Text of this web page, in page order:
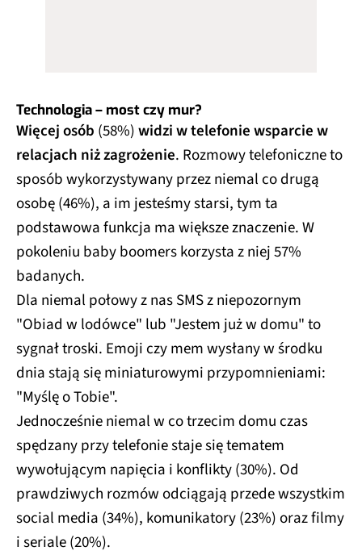
Technologia – most czy mur?
Więcej osób (58%)widzi w telefonie wsparcie w
relacjach niż zagrożenie. Rozmowy telefoniczne to
sposób wykorzystywany przez niemal co drugą
osobę (46%), a im jesteśmy starsi, tym ta
podstawowa funkcja ma większe znaczenie. W
pokoleniu baby boomers korzysta z niej 57%
badanych.​
Dla niemal połowy z nas SMS z niepozornym
"Obiad w lodówce" lub "Jestem już w domu" to
sygnał troski. Emoji czy mem wysłany w środku
dnia stają się miniaturowymi przypomnieniami:
"Myślę o Tobie".​
Jednocześnie niemal w co trzecim domu czas
spędzany przy telefonie staje się tematem
wywołującym napięcia i konflikty (30%). Od
prawdziwych rozmów odciągają przede wszystkim
social media (34%), komunikatory (23%) oraz filmy
i seriale (20%).​